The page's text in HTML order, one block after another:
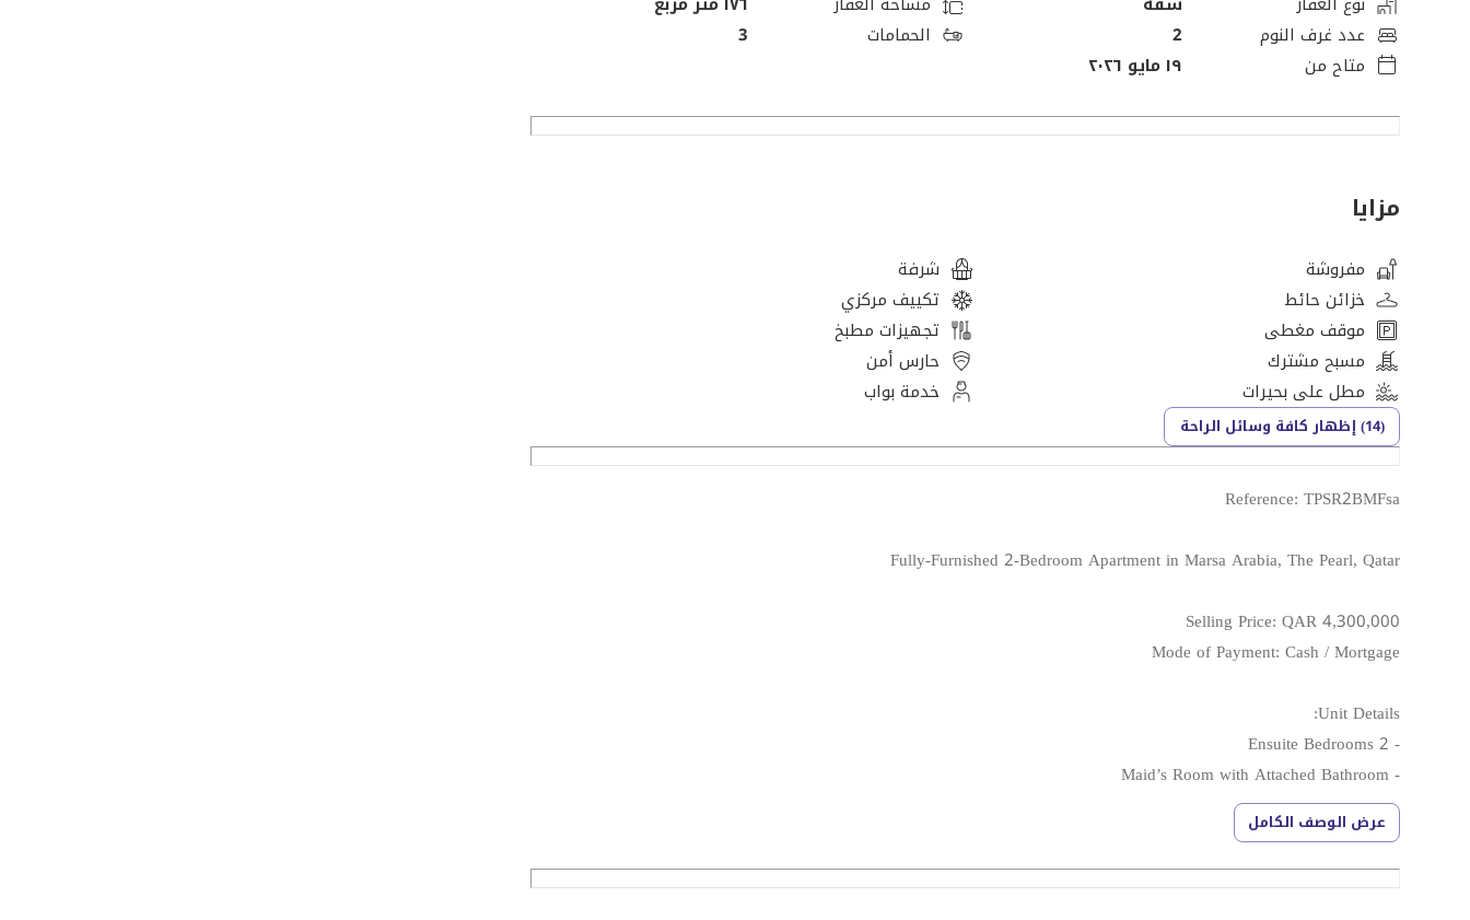
عدد غرف النوم
2 الحمامات
3
متاح من
١٩ مايو ٢٠٢٦
مزايا
مفروشة
شرفة
خزائن حائط
تكييف مركزي
موقف مغطى
تجهيزات مطبخ
مسبح مشترك
حارس أمن
مطل على بحيرات
خدمة بواب
(14) إظهار كافة وسائل الراحة
Reference: TPSR2BMFsa
Fully-Furnished 2-Bedroom Apartment in Marsa Arabia, The Pearl, Qatar
Selling Price: QAR 4,300,000
Mode of Payment: Cash / Mortgage
Unit Details:
- 2 Ensuite Bedrooms
- Maid’s Room with Attached Bathroom
- Guest Toilet
- Living Room and Dining Room Area
- Fully Fitted Kitchen
- Balcony
عرض الوصف الكامل